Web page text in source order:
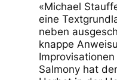
«Michael
eine
neben
knappe
Salmony hat